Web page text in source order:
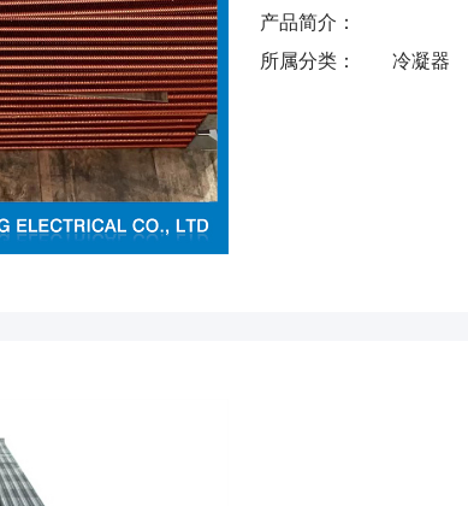
产品简介：
所属分类：
冷凝器